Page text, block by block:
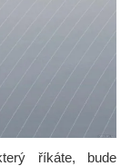
říkáte, bude